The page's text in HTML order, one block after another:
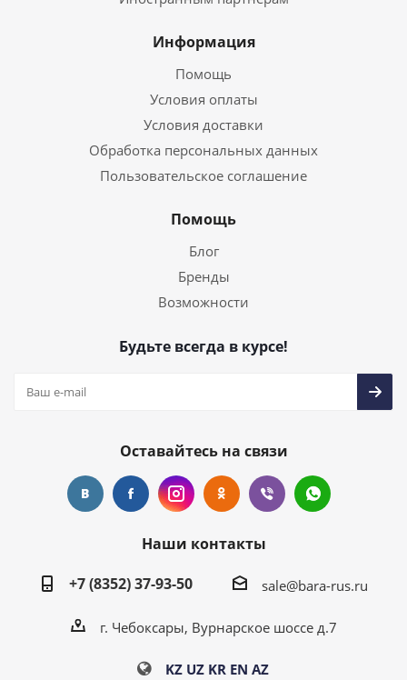
Информация
Помощь
Условия оплаты
Условия доставки
Обработка персональных данных
Пользовательское соглашение
Помощь
Блог
Бренды
Возможности
Будьте всегда в курсе!
Оставайтесь на связи
Наши контакты
+7 (8352) 37-93-50
sale@bara-rus.ru
г. Чебоксары, Вурнарское шоссе д.7
KZ UZ KR EN AZ